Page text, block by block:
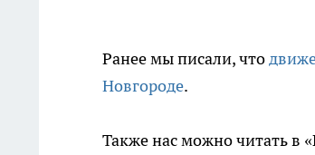
Ранее мы писали, что
Новгороде.
Также нас можно читать в